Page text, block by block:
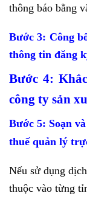
thông báo bằng
Bước 3: Công
thông tin đăng
Bước 4:
công ty sản
Bước 5: Soạn
thuế quản lý
Nếu sử dụng
thuộc vào từng